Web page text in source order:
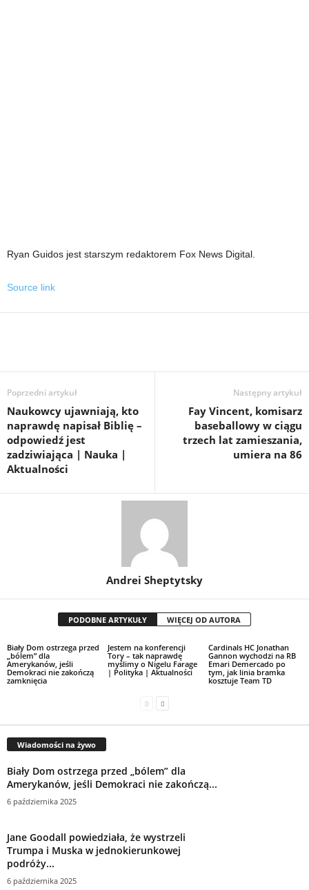
Ryan Guidos jest starszym redaktorem Fox News Digital.
Source link
Poprzedni artykuł
Naukowcy ujawniają, kto
naprawdę napisał Biblię –
odpowiedź jest
zadziwiająca | Nauka |
Aktualności
Następny artykuł
Fay Vincent, komisarz
baseballowy w ciągu
trzech lat zamieszania,
umiera na 86
Andrei Sheptytsky
PODOBNE ARTYKUŁY WIĘCEJ OD AUTORA
Biały Dom ostrzega przed
„bólem” dla
Amerykanów, jeśli
Demokraci nie zakończą
zamknięcia
Jestem na konferencji
Tory – tak naprawdę
myślimy o Nigelu Farage
| Polityka | Aktualności
Cardinals HC Jonathan
Gannon wychodzi na RB
Emari Demercado po
tym, jak linia bramka
kosztuje Team TD
Wiadomości na żywo
Biały Dom ostrzega przed „bólem” dla
Amerykanów, jeśli Demokraci nie zakończą...
6 października 2025
Jane Goodall powiedziała, że ​​wystrzeli
Trumpa i Muska w jednokierunkowej
podróży...
6 października 2025